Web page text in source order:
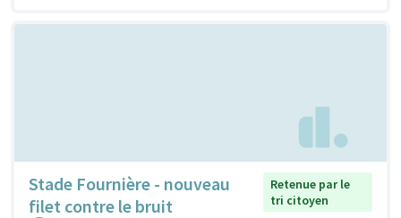
Stade Fournière - nouveau
filet contre le bruit
Retenue par le
tri citoyen